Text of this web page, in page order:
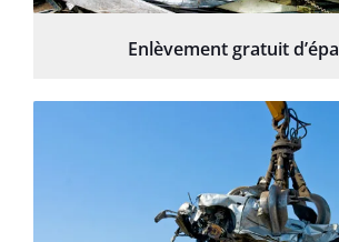
Enlèvement gratuit